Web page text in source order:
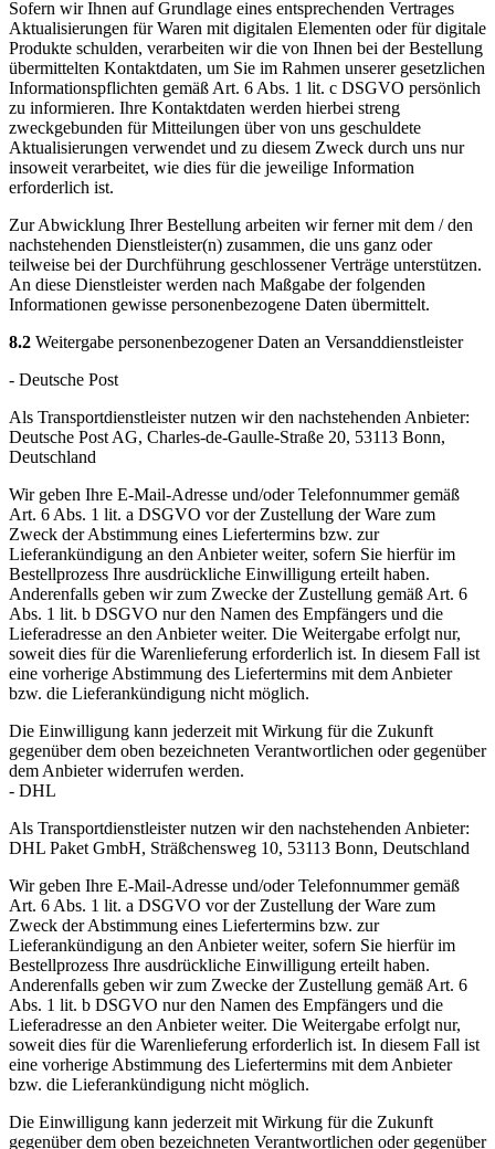
Sofern wir Ihnen auf Grundlage eines entsprechenden Vertrages
Aktualisierungen für Waren mit digitalen Elementen oder für digitale
Produkte schulden, verarbeiten wir die von Ihnen bei der Bestellung
übermittelten Kontaktdaten, um Sie im Rahmen unserer gesetzlichen
Informationspflichten gemäß Art. 6 Abs. 1 lit. c DSGVO persönlich
zu informieren. Ihre Kontaktdaten werden hierbei streng
zweckgebunden für Mitteilungen über von uns geschuldete
Aktualisierungen verwendet und zu diesem Zweck durch uns nur
insoweit verarbeitet, wie dies für die jeweilige Information
erforderlich ist.
Zur Abwicklung Ihrer Bestellung arbeiten wir ferner mit dem / den
nachstehenden Dienstleister(n) zusammen, die uns ganz oder
teilweise bei der Durchführung geschlossener Verträge unterstützen.
An diese Dienstleister werden nach Maßgabe der folgenden
Informationen gewisse personenbezogene Daten übermittelt.
8.2 Weitergabe personenbezogener Daten an Versanddienstleister
- Deutsche Post
Als Transportdienstleister nutzen wir den nachstehenden Anbieter:
Deutsche Post AG, Charles-de-Gaulle-Straße 20, 53113 Bonn,
Deutschland
Wir geben Ihre E-Mail-Adresse und/oder Telefonnummer gemäß
Art. 6 Abs. 1 lit. a DSGVO vor der Zustellung der Ware zum
Zweck der Abstimmung eines Liefertermins bzw. zur
Lieferankündigung an den Anbieter weiter, sofern Sie hierfür im
Bestellprozess Ihre ausdrückliche Einwilligung erteilt haben.
Anderenfalls geben wir zum Zwecke der Zustellung gemäß Art. 6
Abs. 1 lit. b DSGVO nur den Namen des Empfängers und die
Lieferadresse an den Anbieter weiter. Die Weitergabe erfolgt nur,
soweit dies für die Warenlieferung erforderlich ist. In diesem Fall ist
eine vorherige Abstimmung des Liefertermins mit dem Anbieter
bzw. die Lieferankündigung nicht möglich.
Die Einwilligung kann jederzeit mit Wirkung für die Zukunft
gegenüber dem oben bezeichneten Verantwortlichen oder gegenüber
dem Anbieter widerrufen werden.
- DHL
Als Transportdienstleister nutzen wir den nachstehenden Anbieter:
DHL Paket GmbH, Sträßchensweg 10, 53113 Bonn, Deutschland
Wir geben Ihre E-Mail-Adresse und/oder Telefonnummer gemäß
Art. 6 Abs. 1 lit. a DSGVO vor der Zustellung der Ware zum
Zweck der Abstimmung eines Liefertermins bzw. zur
Lieferankündigung an den Anbieter weiter, sofern Sie hierfür im
Bestellprozess Ihre ausdrückliche Einwilligung erteilt haben.
Anderenfalls geben wir zum Zwecke der Zustellung gemäß Art. 6
Abs. 1 lit. b DSGVO nur den Namen des Empfängers und die
Lieferadresse an den Anbieter weiter. Die Weitergabe erfolgt nur,
soweit dies für die Warenlieferung erforderlich ist. In diesem Fall ist
eine vorherige Abstimmung des Liefertermins mit dem Anbieter
bzw. die Lieferankündigung nicht möglich.
Die Einwilligung kann jederzeit mit Wirkung für die Zukunft
gegenüber dem oben bezeichneten Verantwortlichen oder gegenüber